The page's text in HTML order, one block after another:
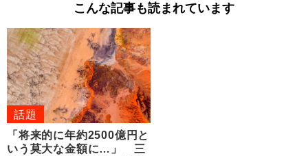
こんな記事も読まれています
話題
「将来的に年約2500億円と
いう莫大な金額に…」 三